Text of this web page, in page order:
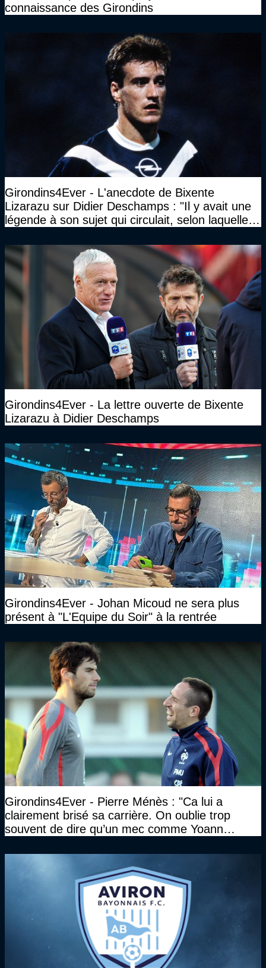
connaissance des Girondins
Girondins4Ever - L'anecdote de Bixente
Lizarazu sur Didier Deschamps : "Il y avait une
légende à son sujet qui circulait, selon laquelle il
Girondins4Ever - La lettre ouverte de Bixente
Lizarazu à Didier Deschamps
Girondins4Ever - Johan Micoud ne sera plus
présent à "L'Equipe du Soir" à la rentrée
Girondins4Ever - Pierre Ménès : "Ca lui a
clairement brisé sa carrière. On oublie trop
souvent de dire qu’un mec comme Yoann